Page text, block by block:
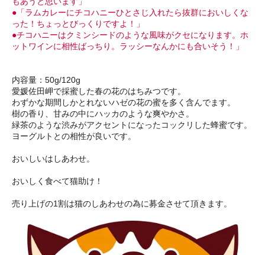
●「ラムカレーにチコハニーひとさじ入れたら抜群においしくな
った！ちょっとびっくりですよ！」
●チコハニーはクミンシードのような風味がクセになります。ホ
ットワインに相性ばっちり。ラッシーなんかにも合いそう！」
内容量：50g/120g
愛媛佐田岬で採蜜した春の花のはちみつです。
わずかな期間しかとれないハゼの花の蜜を多く含んでます。
樹の香り、甘みの中にハッカのような爽やかさ。
緑茶のような渋みがアクセントになったコックリした蜂蜜です。
ヨーグルトとの相性が良いです。
おいしいはしあわせ。
おいしく食べて猫助け！
売り上げの1割は猫のしあわせの為に募金させて頂きます。